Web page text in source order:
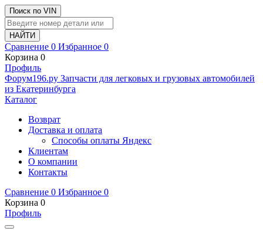
Поиск по VIN
Сравнение 0 Избранное 0
Корзина 0
Профиль
Фoрум196.ру Запчасти для легковых и грузовых автомобилей
из Екатеринбурга
Каталог
Возврат
Доставка и оплата
Способы оплаты Яндекс
Клиентам
О компании
Контакты
Сравнение 0 Избранное 0
Корзина 0
Профиль